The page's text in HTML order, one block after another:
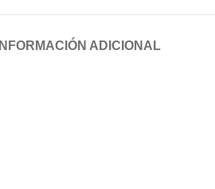
INFORMACIÓN ADICIONAL